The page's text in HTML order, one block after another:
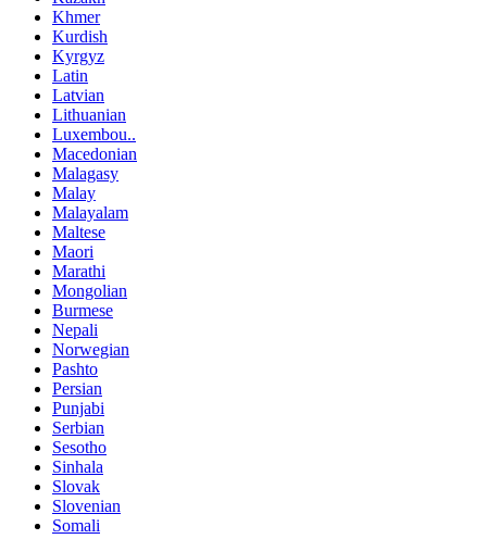
Khmer
Kurdish
Kyrgyz
Latin
Latvian
Lithuanian
Luxembou..
Macedonian
Malagasy
Malay
Malayalam
Maltese
Maori
Marathi
Mongolian
Burmese
Nepali
Norwegian
Pashto
Persian
Punjabi
Serbian
Sesotho
Sinhala
Slovak
Slovenian
Somali